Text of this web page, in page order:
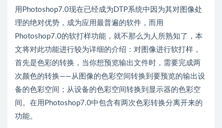
用Photoshop7.0现在已经成为DTP系统中因为其对图像处
理的绝对优势，成为应用最普遍的软件，而用
Photoshop7.0的软打样功能，就不那么为人所熟知了，本
文将对此功能进行较为详细的介绍：对图像进行软打样，
首先是色彩的转换，当你想预览输出文件时，需要完成两
次颜色的转换——从图像的色彩空间转换到要预览的输出设
备的色彩空间；从设备的色彩空间转换到显示器的色彩空
间。在用Photoshop7.0中包含有两次色彩转换分离开来的
功能。